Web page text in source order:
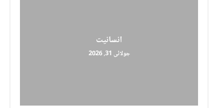
انسانیت
جولائی 31, 2026